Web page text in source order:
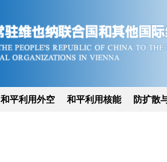
和平利用外空 和平利用核能 防扩散